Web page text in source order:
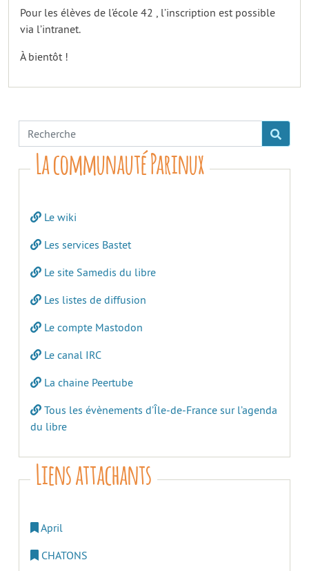
Pour les élèves de l’école 42 , l’inscription est possible
via l’intranet.
À bientôt !
La communauté Parinux
Le wiki
Les services Bastet
Le site Samedis du libre
Les listes de diffusion
Le compte Mastodon
Le canal IRC
La chaine Peertube
Tous les évènements d’Île-de-France sur l’agenda
du libre
Liens attachants
April
CHATONS